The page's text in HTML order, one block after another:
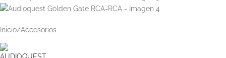
Inicio/Accesorios